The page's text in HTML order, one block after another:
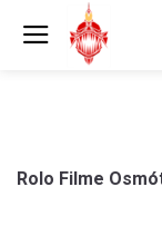
Rolo Filme